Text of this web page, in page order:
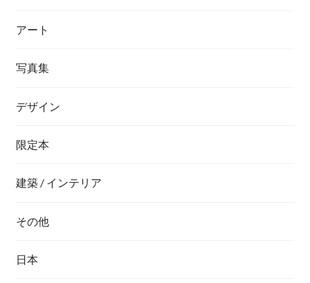
アート
写真集
デザイン
限定本
建築 / インテリア
その他
日本